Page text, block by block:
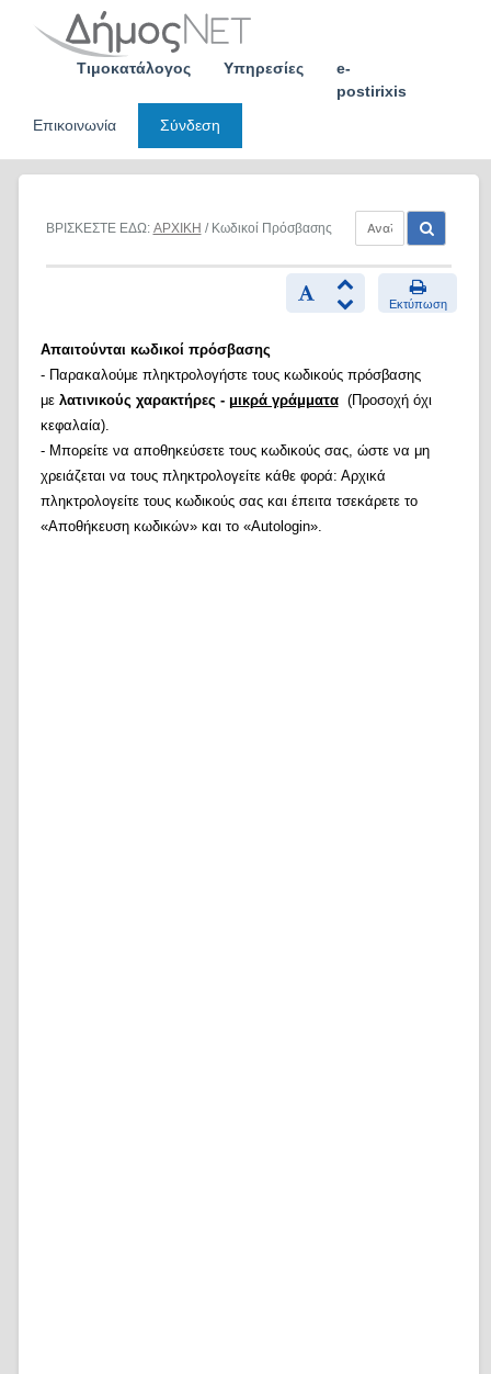
Τιμοκατάλογος Υπηρεσίες
e-
postirixis
Επικοινωνία
Σύνδεση
ΒΡΙΣΚΕΣΤΕ ΕΔΩ: ΑΡΧΙΚΗ / Κωδικοί Πρόσβασης
Εκτύπωση
Απαιτούνται κωδικοί πρόσβασης
- Παρακαλούμε πληκτρολογήστε τους κωδικούς πρόσβασης
με λατινικούς χαρακτήρες - μικρά γράμματα(Προσοχή όχι
κεφαλαία).
- Μπορείτε να αποθηκεύσετε τους κωδικούς σας, ώστε να μη
χρειάζεται να τους πληκτρολογείτε κάθε φορά: Αρχικά
πληκτρολογείτε τους κωδικούς σας και έπειτα τσεκάρετε το
«Αποθήκευση κωδικών» και το «Autologin».